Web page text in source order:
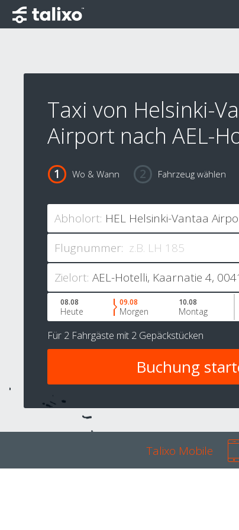
Taxi von Helsinki-
Airport nach AEL-
Wo & Wann Fahrzeug wählen
Abholort:
Flugnummer:
Zielort:
08.08
Heute
09.08
Morgen
10.08
Montag
Für 2 Fahrgäste mit 2 Gepäckstücken
Talixo Mobile